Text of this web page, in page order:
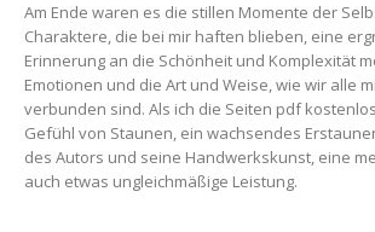
Am Ende waren es die stillen Momente der
Charaktere, die bei mir haften blieben, eine
Erinnerung an die Schönheit und Komplexität
Emotionen und die Art und Weise, wie wir alle
verbunden sind. Als ich die Seiten pdf
Gefühl von Staunen, ein wachsendes
des Autors und seine Handwerkskunst, eine
auch etwas ungleichmäßige Leistung.